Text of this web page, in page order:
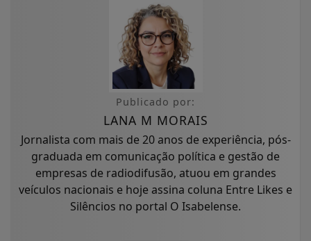
Publicado por:
LANA M MORAIS
Jornalista com mais de 20 anos de experiência, pós-
graduada em comunicação política e gestão de
empresas de radiodifusão, atuou em grandes
veículos nacionais e hoje assina coluna Entre Likes e
Silêncios no portal O Isabelense.